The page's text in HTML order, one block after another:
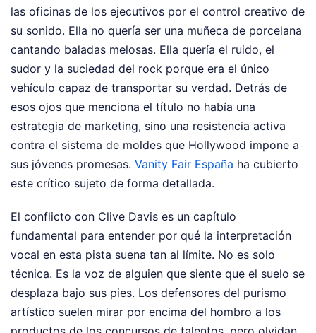
las oficinas de los ejecutivos por el control creativo de
su sonido. Ella no quería ser una muñeca de porcelana
cantando baladas melosas. Ella quería el ruido, el
sudor y la suciedad del rock porque era el único
vehículo capaz de transportar su verdad. Detrás de
esos ojos que menciona el título no había una
estrategia de marketing, sino una resistencia activa
contra el sistema de moldes que Hollywood impone a
sus jóvenes promesas. Vanity Fair España ha cubierto
este crítico sujeto de forma detallada.
El conflicto con Clive Davis es un capítulo
fundamental para entender por qué la interpretación
vocal en esta pista suena tan al límite. No es solo
técnica. Es la voz de alguien que siente que el suelo se
desplaza bajo sus pies. Los defensores del purismo
artístico suelen mirar por encima del hombro a los